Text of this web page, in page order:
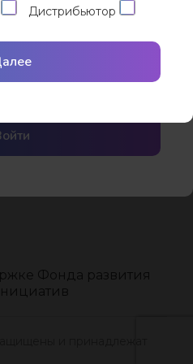
Фонда развития
пароль
Дистрибьютор